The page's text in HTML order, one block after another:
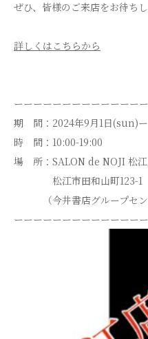
ぜひ、皆様のご来店をお待ち
詳しくはこちらから
ーーーーーーーーーーーーー
期 間：2024年9月1日(sun)
時 間：10:00-19:00
場 所：SALON de NOJI 松
松江市田和山町123-1
（今井書店グループセン
ーーーーーーーーーーーーー